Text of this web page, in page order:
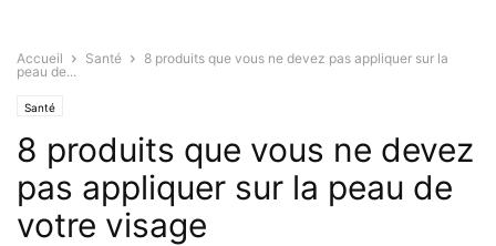
Accueil Santé
8 produits que vous ne devez pas appliquer sur la
peau de...
Santé
8 produits que vous ne devez
pas appliquer sur la peau de
votre visage